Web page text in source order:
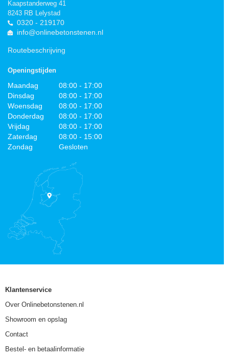
Kaapstanderweg 41
8243 RB Lelystad
0320 - 219170
info@onlinebetonstenen.nl
Routebeschrijving
Openingstijden
Maandag
08:00 - 17:00
Dinsdag
08:00 - 17:00
Woensdag
08:00 - 17:00
Donderdag
08:00 - 17:00
Vrijdag
08:00 - 17:00
Zaterdag
08:00 - 15:00
Zondag
Gesloten
Klantenservice
Over Onlinebetonstenen.nl
Showroom en opslag
Contact
Bestel- en betaalinformatie